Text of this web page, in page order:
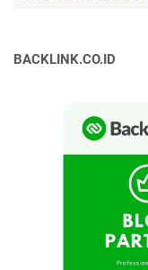
BACKLINK.CO.ID